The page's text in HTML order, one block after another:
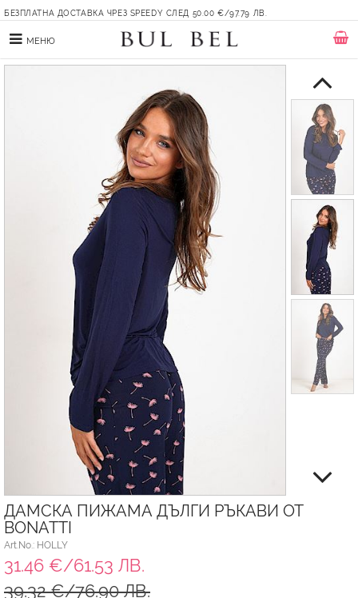
БЕЗПЛАТНА ДОСТАВКА ЧРЕЗ SPEEDY СЛЕД 50.00 €/97.79 ЛВ.
МЕНЮ
ДАМСКА ПИЖАМА ДЪЛГИ РЪКАВИ ОТ
BONATTI
Art.No.: HOLLY
31.46 €/61.53 ЛВ.
39.32 €/76.90 ЛВ.